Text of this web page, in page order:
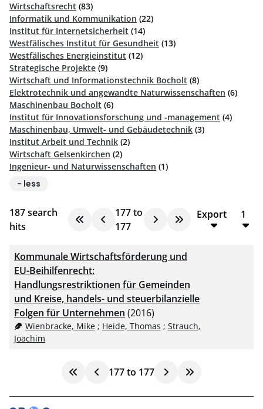
Wirtschaftsrecht (83)
Informatik und Kommunikation (22)
Institut für Internetsicherheit (14)
Westfälisches Institut für Gesundheit (13)
Westfälisches Energieinstitut (12)
Strategische Projekte (9)
Wirtschaft und Informationstechnik Bocholt (8)
Elektrotechnik und angewandte Naturwissenschaften (6)
Maschinenbau Bocholt (6)
Institut für Innovationsforschung und -management (4)
Maschinenbau, Umwelt- und Gebäudetechnik (3)
Institut Arbeit und Technik (2)
Wirtschaft Gelsenkirchen (2)
Ingenieur- und Naturwissenschaften (1)
- less
187search
hits
177to
177
Export 1
Kommunale Wirtschaftsförderung und
EU-Beihilfenrecht:
Handlungsrestriktionen für Gemeinden
und Kreise, handels- und steuerbilanzielle
Folgen für Unternehmen (2016)
Wienbracke, Mike; Heide, Thomas ; Strauch,
Joachim
177to 177